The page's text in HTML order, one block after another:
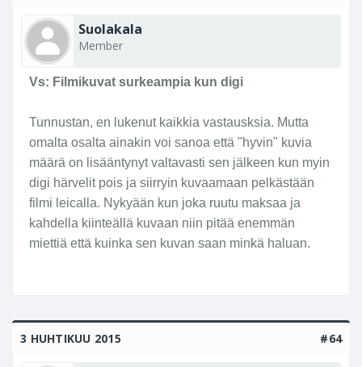
Suolakala
Member
Vs: Filmikuvat surkeampia kun digi
Tunnustan, en lukenut kaikkia vastausksia. Mutta
omalta osalta ainakin voi sanoa että "hyvin" kuvia
määrä on lisääntynyt valtavasti sen jälkeen kun myin
digi härvelit pois ja siirryin kuvaamaan pelkästään
filmi leicalla. Nykyään kun joka ruutu maksaa ja
kahdella kiinteällä kuvaan niin pitää enemmän
miettiä että kuinka sen kuvan saan minkä haluan.
3 HUHTIKUU 2015 #64